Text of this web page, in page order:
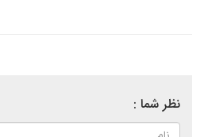
نظر شما :